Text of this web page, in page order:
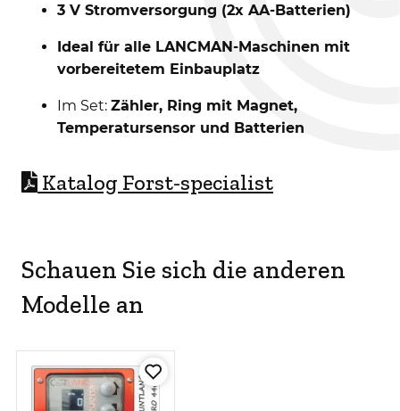
3 V Stromversorgung (2x AA-Batterien)
Ideal für alle LANCMAN-Maschinen mit
vorbereitetem Einbauplatz
Im Set: Zähler, Ring mit Magnet,
Temperatursensor und Batterien
Katalog Forst-specialist
Schauen Sie sich die anderen
Modelle an